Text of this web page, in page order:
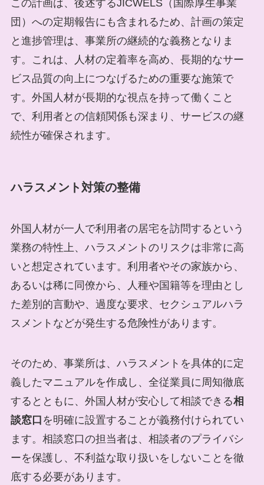
この計画は、後述するJICWELS（国際厚生事業
団）への定期報告にも含まれるため、計画の策定
と進捗管理は、事業所の継続的な義務となりま
す。これは、人材の定着率を高め、長期的なサー
ビス品質の向上につなげるための重要な施策で
す。外国人材が長期的な視点を持って働くこと
で、利用者との信頼関係も深まり、サービスの継
続性が確保されます。
ハラスメント対策の整備
外国人材が一人で利用者の居宅を訪問するという
業務の特性上、ハラスメントのリスクは非常に高
いと想定されています。利用者やその家族から、
あるいは稀に同僚から、人種や国籍等を理由とし
た差別的言動や、過度な要求、セクシュアルハラ
スメントなどが発生する危険性があります。
そのため、事業所は、ハラスメントを具体的に定
義したマニュアルを作成し、全従業員に周知徹底
するとともに、外国人材が安心して相談できる相
談窓口 を明確に設置することが義務付けられてい
ます。相談窓口の担当者は、相談者のプライバシ
ーを保護し、不利益な取り扱いをしないことを徹
底する必要があります。